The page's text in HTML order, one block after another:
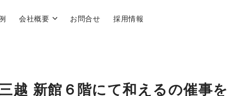
会社概要 お問合せ 採用情報
越 新館６階にて和えるの催事を